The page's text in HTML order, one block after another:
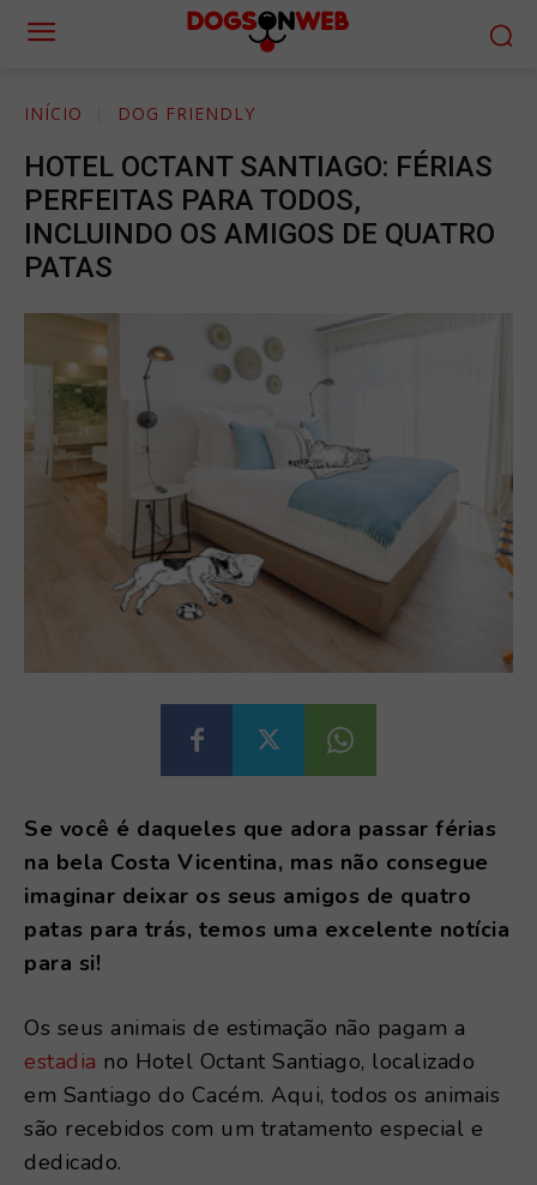
INÍCIO DOG FRIENDLY
HOTEL OCTANT SANTIAGO: FÉRIAS
PERFEITAS PARA TODOS,
INCLUINDO OS AMIGOS DE QUATRO
PATAS
Se você é daqueles que adora passar férias
na bela Costa Vicentina, mas não consegue
imaginar deixar os seus amigos de quatro
patas para trás, temos uma excelente notícia
para si!
Os seus animais de estimação não pagam a
estadia no Hotel Octant Santiago, localizado
em Santiago do Cacém. Aqui, todos os animais
são recebidos com um tratamento especial e
dedicado.